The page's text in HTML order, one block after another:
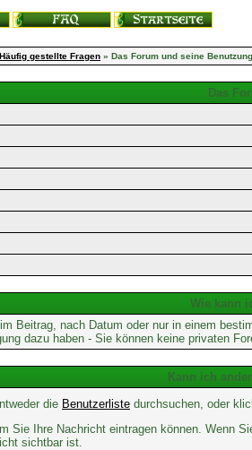
Häufig gestellte Fragen » Das Forum und seine Benutzung
Das
Wie kann
Beitrag, nach Datum oder nur in einem
dazu haben - Sie können keine privaten
Kann ich
die Benutzerliste durchsuchen, oder
Sie Ihre Nachricht eintragen können.
sichtbar ist.